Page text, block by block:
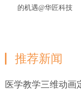
的机遇@华匠科技
推荐新闻
医学教学三维动画